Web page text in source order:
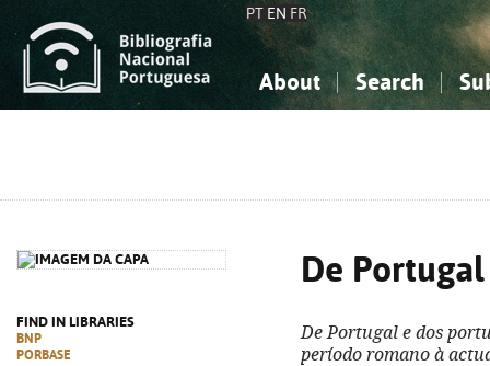
PT EN FR
About Search
FIND IN LIBRARIES
BNP
PORBASE
De
De Portugal e dos
período romano à